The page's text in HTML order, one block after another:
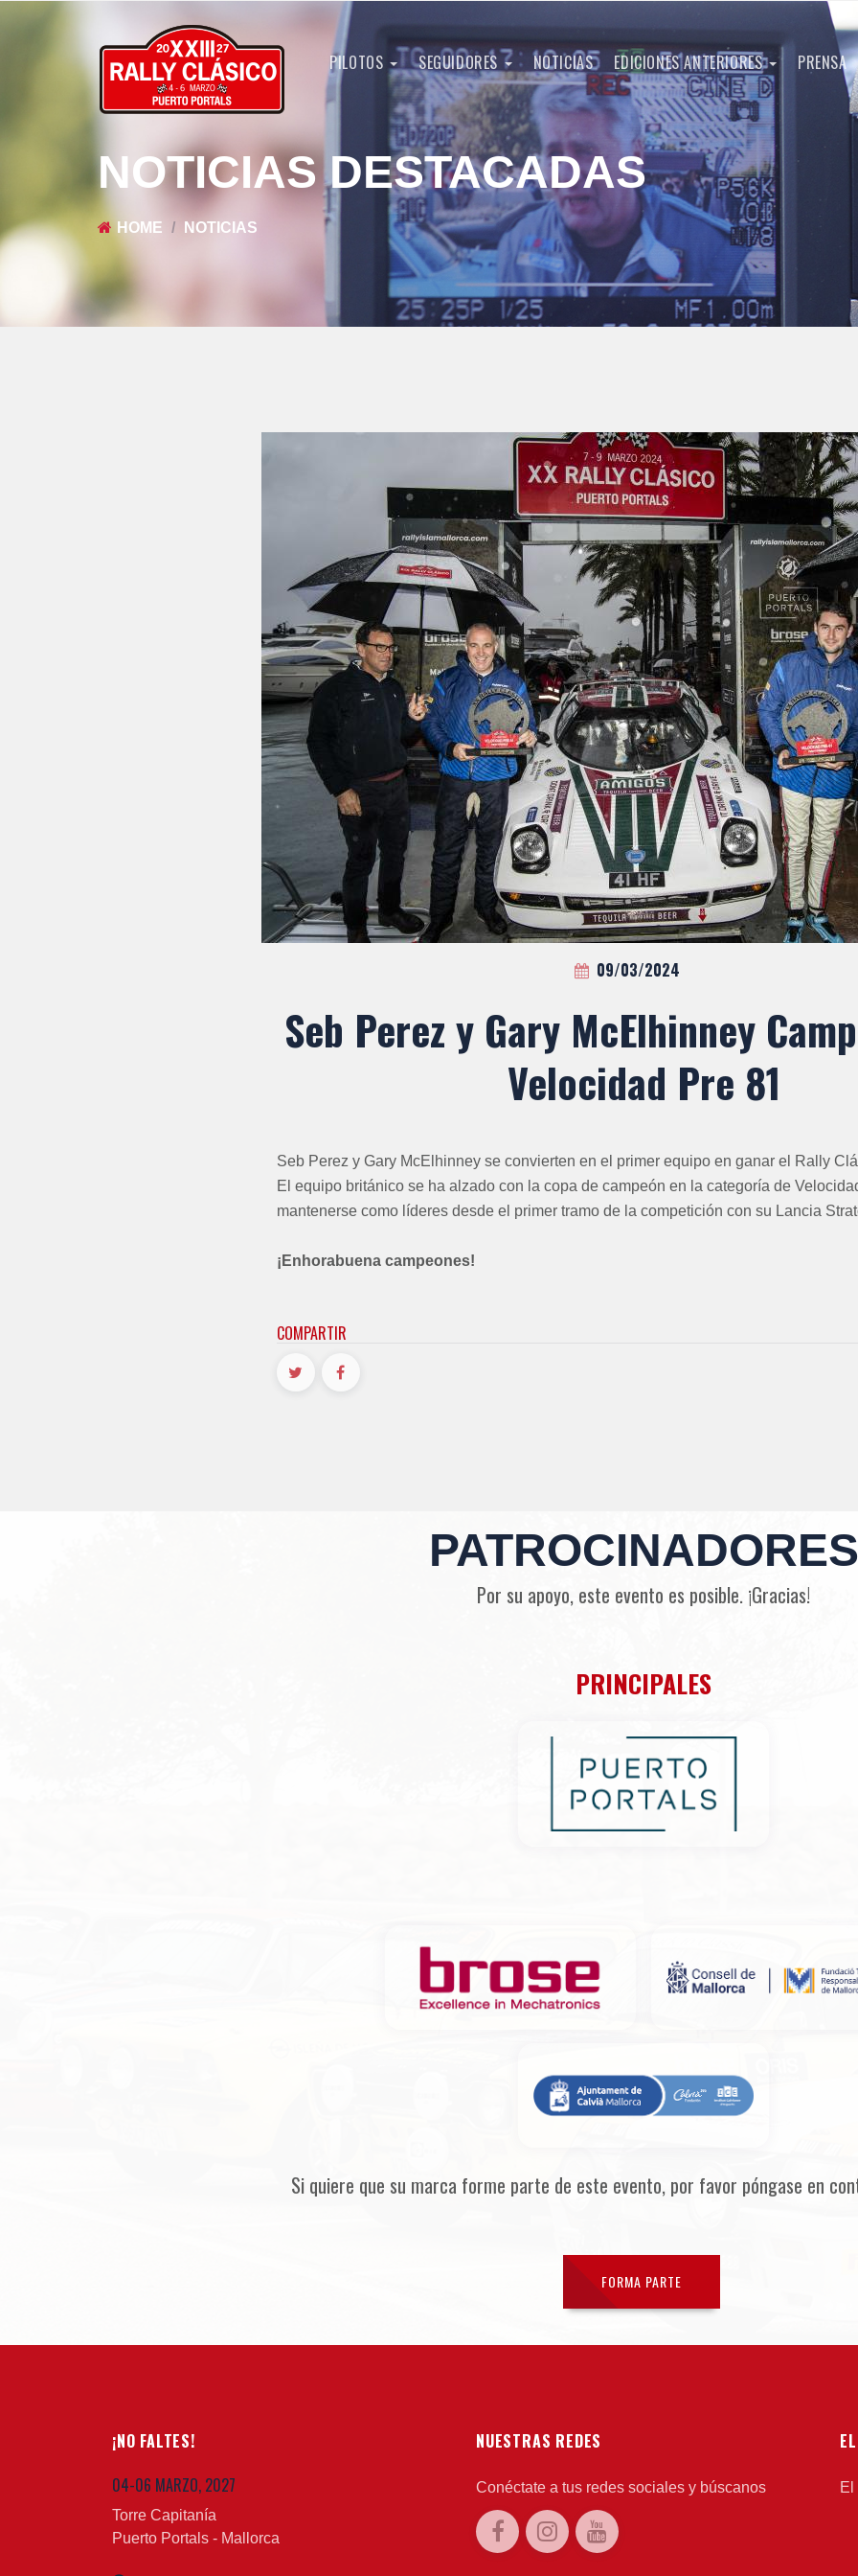
PILOTOS SEGUIDORES NOTICIAS EDICIONES ANTERIORES PRENSA
NOTICIAS DESTACADAS
HOME NOTICIAS
09/03/2024
Seb Perez y Gary McElhinney
Velocidad Pre 81
Seb Perez y Gary McElhinney se convierten en el primer equipo en ganar el Rally
El equipo británico se ha alzado con la copa de campeón en la categoría de
mantenerse como líderes desde el primer tramo de la competición con su Lancia
¡Enhorabuena campeones!
COMPARTIR
PATROCINADORES
Por su apoyo, este evento es posible. ¡Gracias!
PRINCIPALES
Si quiere que su marca forme parte de este evento, por favor póngase en
FORMA PARTE
¡NO FALTES!
04-06 MARZO, 2027
Torre Capitanía
Puerto Portals - Mallorca
NUESTRAS REDES
Conéctate a tus redes sociales y búscanos El